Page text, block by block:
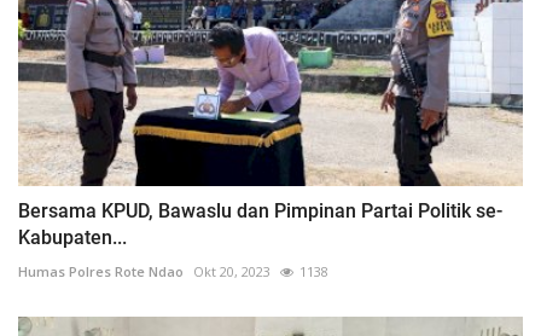
Bersama KPUD, Bawaslu dan Pimpinan Partai Politik se-
Kabupaten...
Humas Polres Rote Ndao Okt 20, 2023 1138